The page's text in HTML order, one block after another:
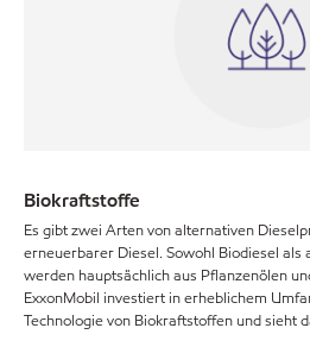
Biokraftstoffe
Es gibt zwei Arten von alternativen
erneuerbarer Diesel. Sowohl Biodiesel als
werden hauptsächlich aus Pflanzenölen
ExxonMobil investiert in erheblichem
Technologie von Biokraftstoffen und sieht